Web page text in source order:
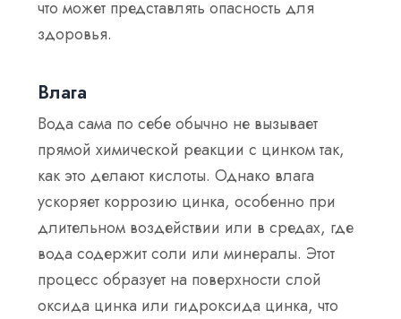
что может представлять опасность для
здоровья.
Влага
Вода сама по себе обычно не вызывает
прямой химической реакции с цинком так,
как это делают кислоты. Однако влага
ускоряет коррозию цинка, особенно при
длительном воздействии или в средах, где
вода содержит соли или минералы. Этот
процесс образует на поверхности слой
оксида цинка или гидроксида цинка, что